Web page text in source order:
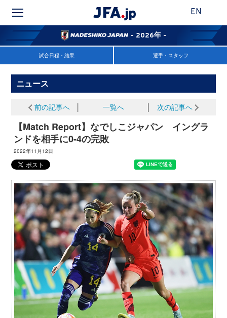
EN
- 2026年 -
試合日程・結果 選手・スタッフ
ニュース
前の記事へ 一覧へ 次の記事へ
【Match Report】なでしこジャパン イングラ
ンドを相手に0-4の完敗
2022年11月12日